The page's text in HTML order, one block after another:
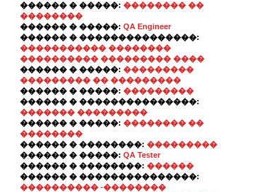
������ � �����: �������� ��
��������
������ � �����: QA Engineer
������ � ���������������:
����������� ��������
���������� ��������� ����
������ � �����: ���������
��������� �� ���������
������ � �����: ���������
������ � ���������������:
������� ���������
������ � �����: �������� ��
��������
������ � ��������: ���������
������ � �����: QA Tester
������ � ��������: ������
������ � ���������������:
���������� -��������